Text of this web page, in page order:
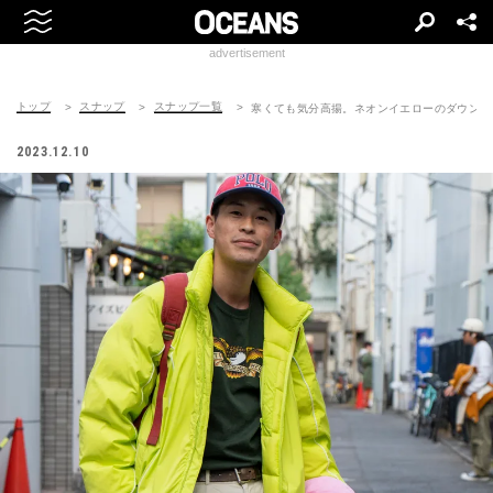
advertisement
トップ スナップ スナップ一覧 寒くても気分高揚。ネオンイエローのダウン
2023.12.10